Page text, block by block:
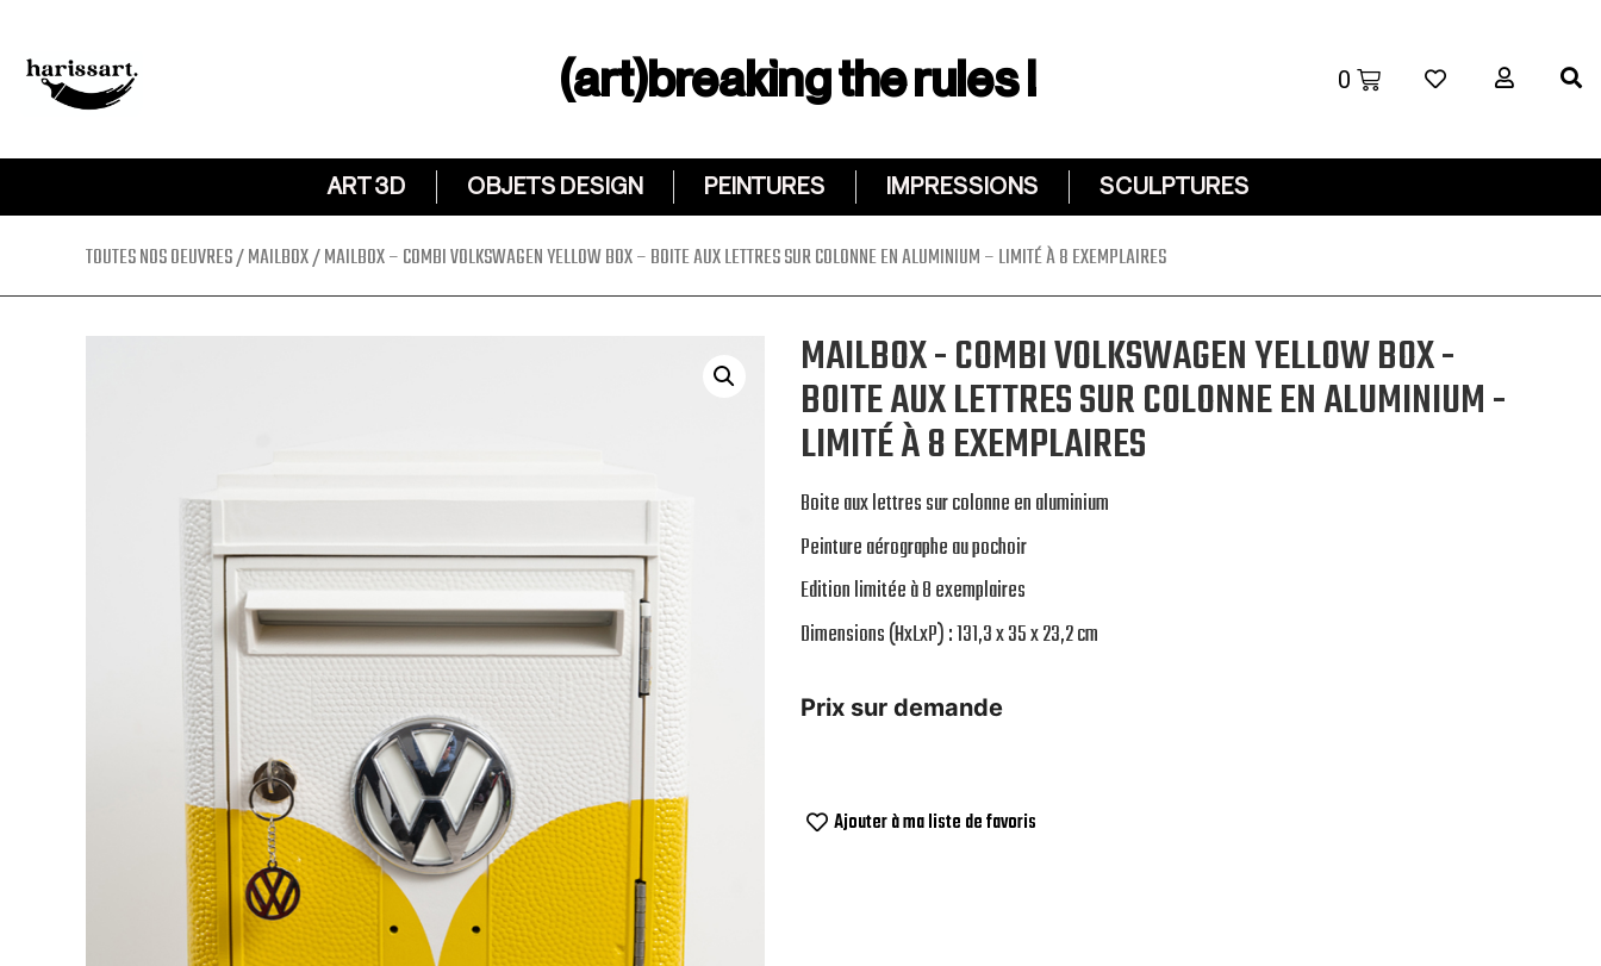
(art)breaking the rules !
ART 3D OBJETS DESIGN PEINTURES IMPRESSIONS SCULPTURES
TOUTES NOS OEUVRES/MAILBOX/ MAILBOX – COMBI VOLKSWAGEN YELLOW BOX – BOITE AUX LETTRES SUR COLONNE EN ALUMINIUM – LIMITÉ À 8 EXEMPLAIRES
MAILBOX - COMBI VOLKSWAGEN YELLOW BOX -
BOITE AUX LETTRES SUR COLONNE EN ALUMINIUM -
LIMITÉ À 8 EXEMPLAIRES
Boite aux lettres sur colonne en aluminium
Peinture aérographe au pochoir
Edition limitée à 8 exemplaires
Dimensions (HxLxP) : 131,3 x 35 x 23,2 cm
Prix sur demande
Ajouter à ma liste de favoris